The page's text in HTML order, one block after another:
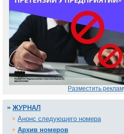
Разместить
ЖУРНАЛ
Анонс следующего номера
Архив номеров